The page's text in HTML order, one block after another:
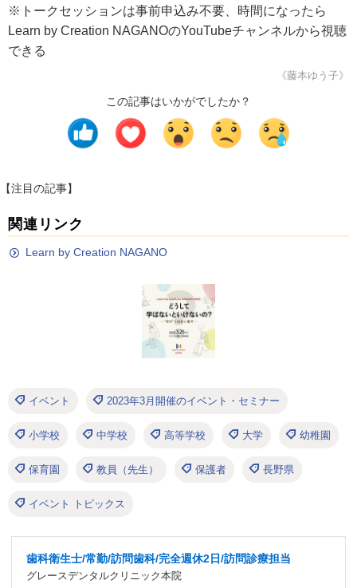
※トークセッションは事前申込み不要、時間になったら
Learn by Creation NAGANOのYouTubeチャンネルから視聴
できる
《藤本ゆう子》
この記事はいかがでしたか？
【注目の記事】
関連リンク
Learn by Creation NAGANO
イベント 2023年3月開催のイベント・セミナー
小学校 中学校 高等学校 大学 幼稚園
保育園 教員（先生） 保護者 長野県
イベント トピックス
歯科衛生士/常勤/訪問歯科/完全週休2日/訪問診療担当
グレースデンタルクリニック本院